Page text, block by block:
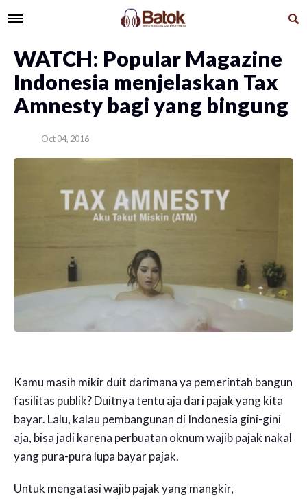
WATCH: Popular Magazine
Indonesia menjelaskan Tax
Amnesty bagi yang bingung
Oct 04, 2016
Kamu masih mikir duit darimana ya pemerintah bangun
fasilitas publik? Duitnya tentu aja dari pajak yang kita
bayar. Lalu, kalau pembangunan di Indonesia gini-gini
aja, bisa jadi karena perbuatan oknum wajib pajak nakal
yang pura-pura lupa bayar pajak.
Untuk mengatasi wajib pajak yang mangkir,